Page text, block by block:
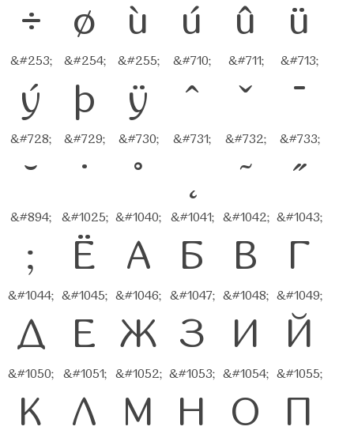
÷ ø ù ú û ü
&#253;
ý
&#254;
þ
&#255;
ÿ
&#710;
ˆ
&#711;
ˇ
&#713;
ˉ
&#728;
˘
&#729;
˙
&#730;
˚
&#731; &#732;
˜
&#733;
˝
&#894;
;
&#1025;
Ё
&#1040;
А
&#1041;
Б
&#1042;
В
&#1043;
Г
&#1044;
Д
&#1045;
Е
&#1046;
Ж
&#1047;
З
&#1048;
И
&#1049;
Й
&#1050;
К
&#1051;
Л
&#1052;
М
&#1053;
Н
&#1054;
О
&#1055;
П